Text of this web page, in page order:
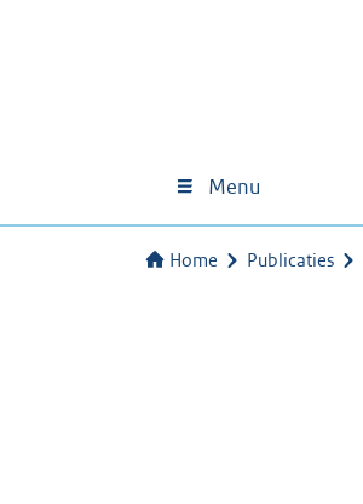
Menu
Home Publicaties